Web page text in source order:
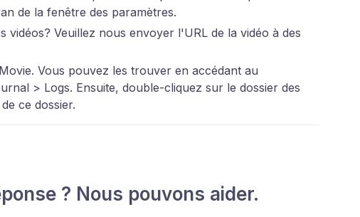
de la fenêtre des paramètres.
Veuillez nous envoyer l'URL de la vidéo à des
Vous pouvez les trouver en accédant au
> Logs. Ensuite, double-cliquez sur le dossier des
ce dossier.
? Nous pouvons aider.